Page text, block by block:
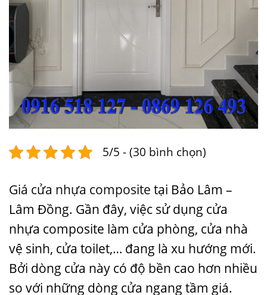
5/5 - (30 bình chọn)
Giá cửa nhựa composite tại Bảo Lâm –
Lâm Đồng. Gần đây, việc sử dụng cửa
nhựa composite làm cửa phòng, cửa nhà
vệ sinh, cửa toilet,… đang là xu hướng mới.
Bởi dòng cửa này có độ bền cao hơn nhiều
so với những dòng cửa ngang tầm giá.